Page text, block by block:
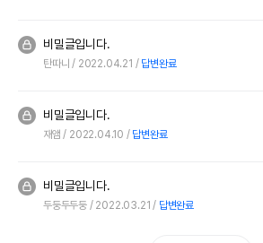
비밀글입니다.
탄따니 2022.04.21 답변완료
비밀글입니다.
재앰 2022.04.10 답변완료
비밀글입니다.
두둥두두둥 2022.03.21 답변완료